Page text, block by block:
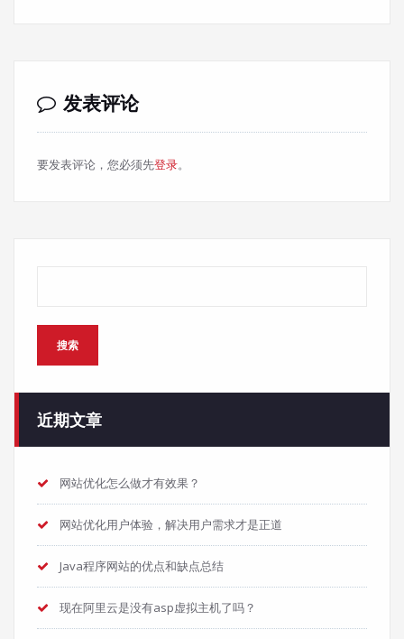
发表评论
要发表评论，您必须先登录。
搜索
近期文章
网站优化怎么做才有效果？
网站优化用户体验，解决用户需求才是正道
Java程序网站的优点和缺点总结
现在阿里云是没有asp虚拟主机了吗？